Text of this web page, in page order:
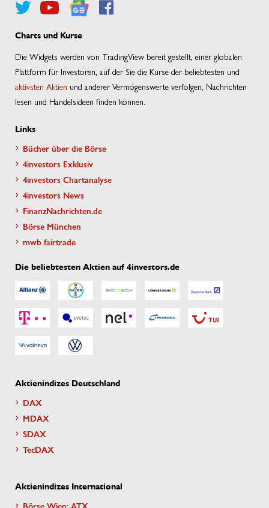
Charts und Kurse
Die Widgets werden von TradingView bereit gestellt, einer globalen
Plattform für Investoren, auf der Sie die Kurse der beliebtesten und
aktivsten Aktien und anderer Vermögenswerte verfolgen, Nachrichten
lesen und Handelsideen finden können.
Links
Bücher über die Börse
4investors Exklusiv
4investors Chartanalyse
4investors News
FinanzNachrichten.de
Börse München
mwb fairtrade
Die beliebtesten Aktien auf 4investors.de
Aktienindizes Deutschland
DAX
MDAX
SDAX
TecDAX
Aktienindizes International
Börse Wien: ATX